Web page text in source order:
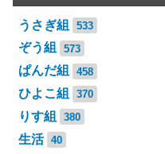
うさぎ組 533
ぞう組 573
ぱんだ組 458
ひよこ組 370
りす組 380
生活 40